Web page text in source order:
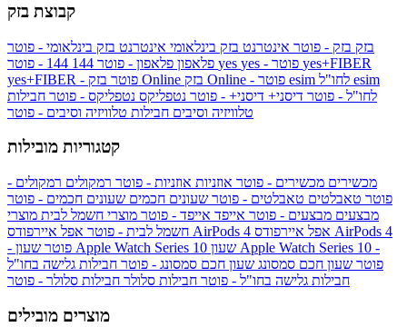
קבוצת בזק
בזק בזק - פוטר אינטרנט בזק בינלאומי אינטרנט בזק בינלאומי - פוטר
פלאפון פלאפון - פוטר 144 yes
yes+FIBER
yes+FIBER - פוטר בזק Online
esim
לחו"ל - פוטר דיסני+ דיסני+ - פוטר נטפליקס נטפליקס - פוטר חבילות
טלוויזיה וסיבים חבילות טלוויזיה וסיבים - פוטר
קטגוריות מובילות
מכשירים מכשירים - פוטר אוזניות אוזניות - פוטר רמקולים רמקולים -
פוטר טאבלטים טאבלטים - פוטר שעונים חכמים שעונים חכמים - פוטר
מבצעים מבצעים - פוטר אייפד אייפד - פוטר מוצרי חשמל לבית מוצרי
חשמל לבית - פוטר אפל איירפודס AirPods 4 אפל איירפודס AirPods 4
- פוטר שעון Apple Watch Series 10 שעון Apple Watch Series 10 -
פוטר שעון חכם סמסונג שעון חכם סמסונג - פוטר חבילות גלישה בחו"ל
חבילות גלישה בחו"ל - פוטר חבילות סלולר חבילות סלולר - פוטר
מוצרים מובילים